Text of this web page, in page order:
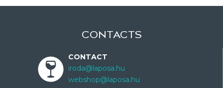
CONTACTS
CONTACT
iroda@laposa.hu
webshop@laposa.hu